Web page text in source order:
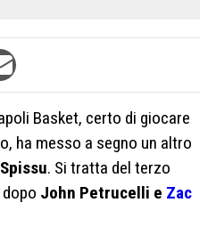
Basket, certo di giocare
ha messo a segno un altro
. Si tratta del terzo
John Petrucelli e Zac